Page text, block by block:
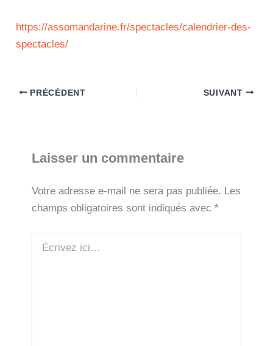
https://assomandarine.fr/spectacles/calendrier-des-
spectacles/
PRÉCÉDENT SUIVANT
Laisser un commentaire
Votre adresse e-mail ne sera pas publiée. Les
champs obligatoires sont indiqués avec *
ici…